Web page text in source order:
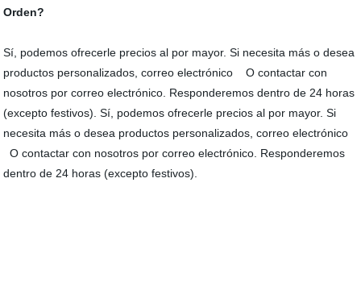
Orden?
Sí, podemos ofrecerle precios al por mayor. Si necesita más o desea
productos personalizados, correo electrónico O contactar con
nosotros por correo electrónico. Responderemos dentro de 24 horas
(excepto festivos). Sí, podemos ofrecerle precios al por mayor. Si
necesita más o desea productos personalizados, correo electrónico
O contactar con nosotros por correo electrónico. Responderemos
dentro de 24 horas (excepto festivos).